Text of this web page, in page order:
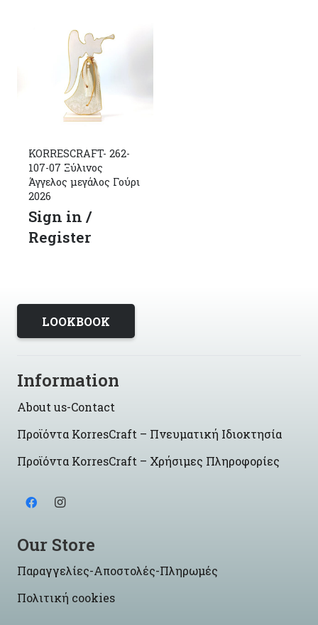
KORRESCRAFT- 262-
107-07 Ξύλινος
Άγγελος μεγάλος Γούρι
2026
Sign in /
Register
LOOKBOOK
Information
About us-Contact
Προϊόντα KorresCraft – Πνευματική Ιδιοκτησία
Προϊόντα KorresCraft – Χρήσιμες Πληροφορίες
Our Store
Παραγγελίες-Αποστολές-Πληρωμές
Πολιτική cookies